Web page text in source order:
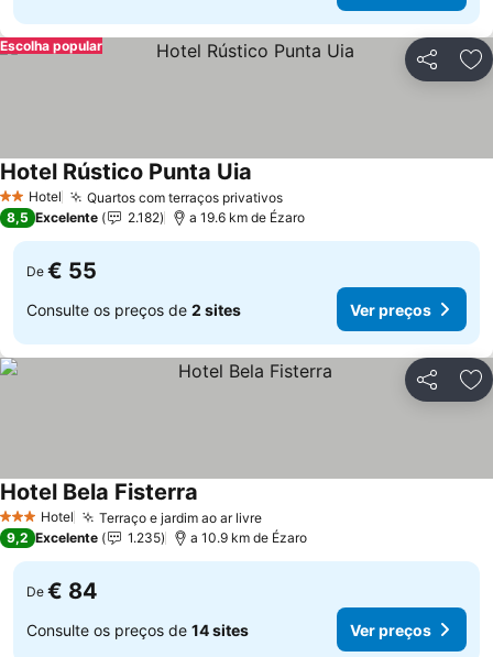
Partilhar
Escolha popular
2 Estrelas
Hotel Quartos com terraços privativos
Hotel Rústico Punta Uia
8,5 Excelente 2.182 a 19.6 km de Ézaro
De € 55
Consulte os preços de 2 sites Ver preços
Partilhar
3 EstrelasHotel Terraço e jardim ao ar livre
Hotel Bela Fisterra
9,2 Excelente 1.235 a 10.9 km de Ézaro
De € 84
Consulte os preços de 14 sites Ver preços